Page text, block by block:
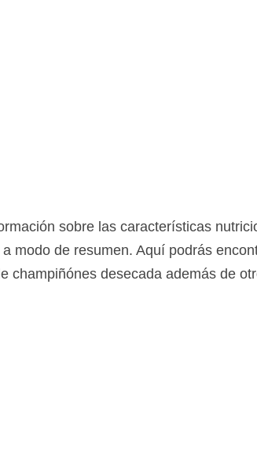
sobre las características
modo de resumen. Aquí podrás
champiñónes desecada además de